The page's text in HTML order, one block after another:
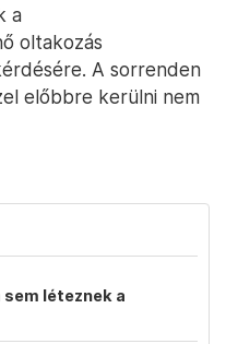
a
oltakozás
A sorrenden
előbbre kerülni nem
léteznek a